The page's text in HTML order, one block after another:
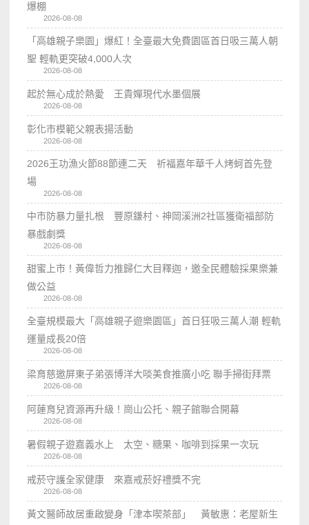
爆棚
2026-08-08
「高雄親子樂園」爆紅！全臺最大免費園區首日吸三萬人朝
聖 輕軌更突破4,000人次
2026-08-08
起於無心成於熱愛 王貴嬋現代水墨個展
2026-08-08
彰化市模範父親表揚活動
2026-08-08
2026王功漁火節88節連二天 祈福嘉年華千人烤蚵首先登
場
2026-08-08
中市防暴力量扎根 豐原鎌村、神岡溪洲2社區獲衛福部防
暴戲劇獎
2026-08-08
甜蜜上市！黃偉哲力推歸仁大目釋迦，邀全民體驗採果樂兼
做公益
2026-08-08
全臺規模最大「高雄親子遊樂園區」首日狂吸三萬人潮 輕軌
運量成長20倍
2026-08-08
梁育慈邀屏東子弟張博洋大啖美食推廣小吃 聯手掃街拜票
2026-08-08
阿蓮育兒資源再升級！崗山公托、親子館聯合開幕
2026-08-08
暑假親子遊嘉義水上 太空、糖果、咖啡到採果一次玩
2026-08-08
戒菸守護全家健康 來嘉戒菸好禮獎不完
2026-08-08
黃文醫師故居重啟變身「津本喫茶部」 黃敏惠：老屋新生